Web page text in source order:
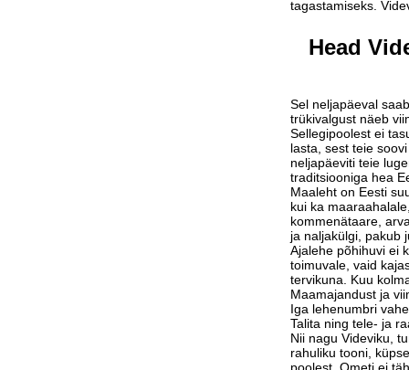
tagastamiseks.
Head
Sel neljapäeval
trükivalgust näeb
Sellegipoolest ei
lasta, sest teie
neljapäeviti teie
traditsiooniga hea
Maaleht on Eesti
kui ka
kommenätaare,
ja naljakülgi, pakub
Ajalehe põhihuvi ei
toimuvale, vaid
tervikuna. Kuu
Maamajandust ja
Iga lehenumbri
Talita ning tele- ja
Nii nagu Videviku,
rahuliku tooni,